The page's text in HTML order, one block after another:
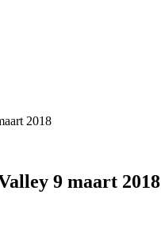
2018
9 maart 2018